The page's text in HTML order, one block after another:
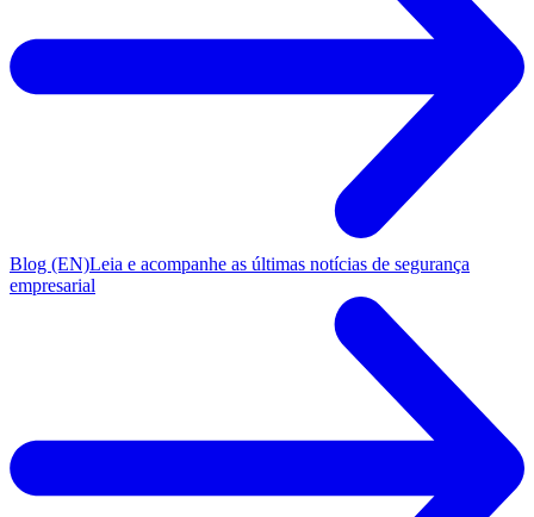
Blog (EN)Leia e acompanhe as últimas notícias de segurança
empresarial